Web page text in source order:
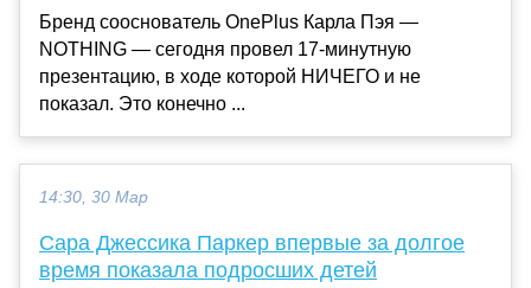
Бренд сооснователь OnePlus Карла Пэя —
NOTHING — сегодня провел 17-минутную
презентацию, в ходе которой НИЧЕГО и не
показал. Это конечно ...
14:30, 30 Мар
Сара Джессика Паркер впервые за долгое
время показала подросших детей